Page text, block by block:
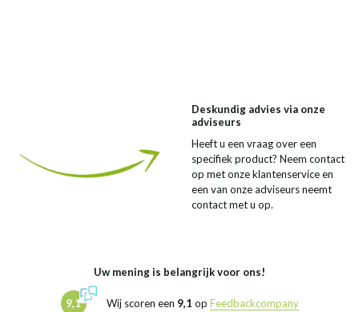
Deskundig advies via onze
adviseurs
Heeft u een vraag over een
specifiek product? Neem contact
op met onze klantenservice en
een van onze adviseurs neemt
contact met u op.
Uw mening is belangrijk voor ons!
9,1 Wij scoren een 9,1 op Feedbackcompany